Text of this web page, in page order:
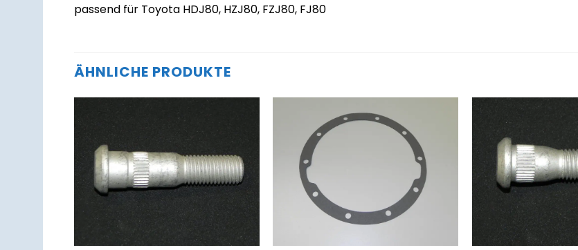
passend für Toyota HDJ80, HZJ80, FZJ80, FJ80
ÄHNLICHE PRODUKTE
hinzufügen
Zum
Merkzettel
hinzufügen